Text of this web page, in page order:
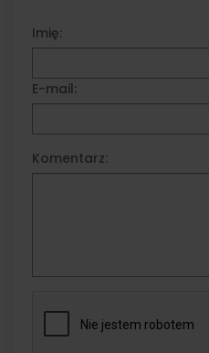
Imię:
E-mail:
Komentarz: